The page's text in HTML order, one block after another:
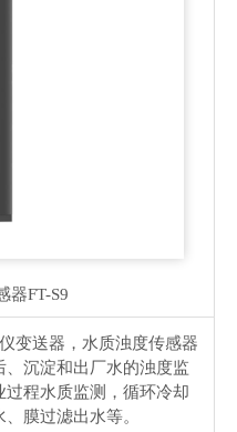
器FT-S9
变送器，水质浊度传感器
沉淀和出厂水的浊度监
程水质监测，循环冷却
膜过滤出水等。